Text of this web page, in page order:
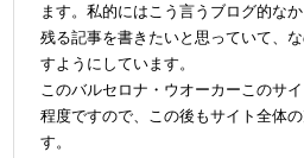
ます。私的にはこう言うブログ的な
残る記事を書きたいと思っていて、
すようにしています。
このバルセロナ・ウオーカーこのサ
程度ですので、この後もサイト全体
す。